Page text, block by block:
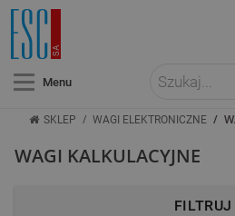
Menu
SKLEP / WAGI ELEKTRONICZNE /
FILTRUJ
WAGI KALKULACYJNE